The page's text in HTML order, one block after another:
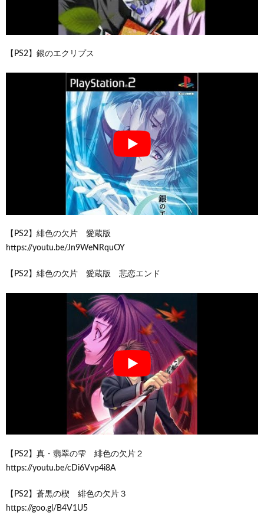
【PS2】銀のエクリプス
【PS2】緋色の欠片 愛蔵版
https://youtu.be/Jn9WeNRquOY
【PS2】緋色の欠片 愛蔵版 悲恋エンド
【PS2】真・翡翠の雫 緋色の欠片２
https://youtu.be/cDi6Vvp4i8A
【PS2】蒼黒の楔 緋色の欠片３
https://goo.gl/B4V1U5